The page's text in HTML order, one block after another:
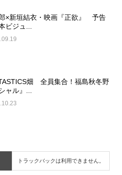
×新垣結衣・映画『正欲』 予告
ビジュ...
畑 全員集合！福島秋冬野
ャル』...
トラックバックは利用できません。